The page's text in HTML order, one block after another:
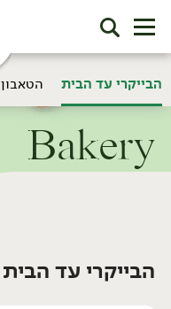
Bakery
הבייקרי עד הבית הטאבון
דף הבית
הבייקרי עד הבית